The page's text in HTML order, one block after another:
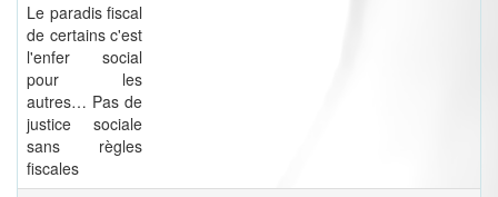
Le paradis fiscal
de certains c'est
l'enfer social
pour les
autres… Pas de
justice sociale
sans règles
fiscales